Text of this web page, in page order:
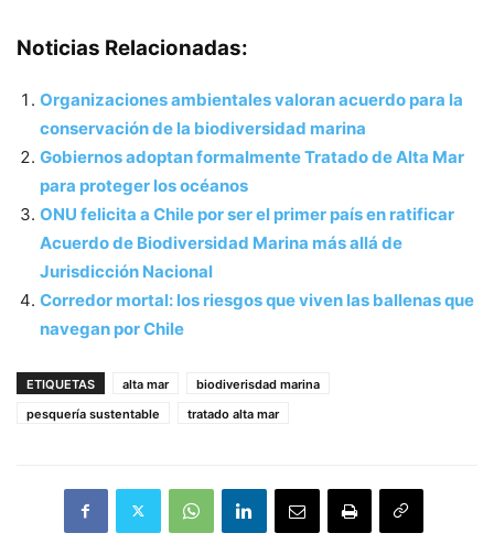
Noticias Relacionadas:
Organizaciones ambientales valoran acuerdo para la
conservación de la biodiversidad marina
Gobiernos adoptan formalmente Tratado de Alta Mar
para proteger los océanos
ONU felicita a Chile por ser el primer país en ratificar
Acuerdo de Biodiversidad Marina más allá de
Jurisdicción Nacional
Corredor mortal: los riesgos que viven las ballenas que
navegan por Chile
ETIQUETAS alta mar
biodiverisdad marina
pesquería sustentable
tratado alta mar